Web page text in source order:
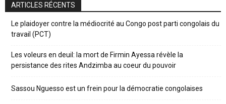
ARTICLES RÉCENTS
Le plaidoyer contre la médiocrité au Congo post parti congolais du
travail (PCT)
Les voleurs en deuil: la mort de Firmin Ayessa révèle la
persistance des rites Andzimba au coeur du pouvoir
Sassou Nguesso est un frein pour la démocratie congolaises